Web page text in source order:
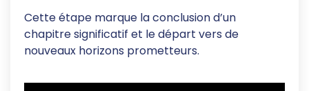
Cette étape marque la conclusion d’un
chapitre significatif et le départ vers de
nouveaux horizons prometteurs.